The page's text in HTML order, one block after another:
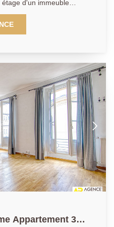
d'un immeuble
du quartier Notre-
Notre-Dame pour cet
du moderne vous
entièrement équipée,
grande chambre,
coin buanderie, wc
serez
de ce bien, ses
calme absolu. Un bien
rarissime dans ce quartier. A découvrir rapidement.
Appartement 3